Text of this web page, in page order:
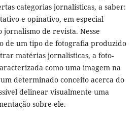
categorias jornalísticas, a saber:
e opinativo, em especial
jornalismo de revista. Nesse
de um tipo de fotografia produzido
matérias jornalísticas, a foto-
como uma imagem na
determinado conceito acerca do
delinear visualmente uma
sobre ele.